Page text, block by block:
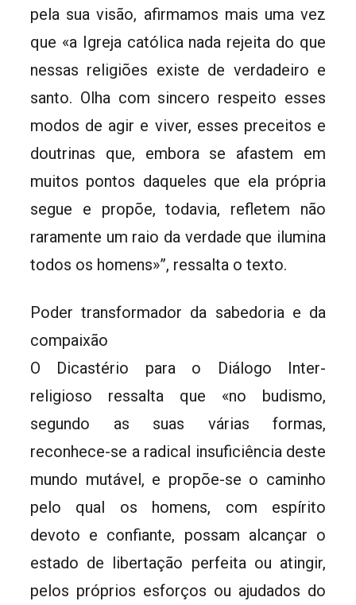
pela sua visão, afirmamos mais uma vez
que «a Igreja católica nada rejeita do que
nessas religiões existe de verdadeiro e
santo. Olha com sincero respeito esses
modos de agir e viver, esses preceitos e
doutrinas que, embora se afastem em
muitos pontos daqueles que ela própria
segue e propõe, todavia, refletem não
raramente um raio da verdade que ilumina
todos os homens»”, ressalta o texto.
Poder transformador da sabedoria e da
compaixão
O Dicastério para o Diálogo Inter-
religioso ressalta que «no budismo,
segundo as suas várias formas,
reconhece-se a radical insuficiência deste
mundo mutável, e propõe-se o caminho
pelo qual os homens, com espírito
devoto e confiante, possam alcançar o
estado de libertação perfeita ou atingir,
pelos próprios esforços ou ajudados do